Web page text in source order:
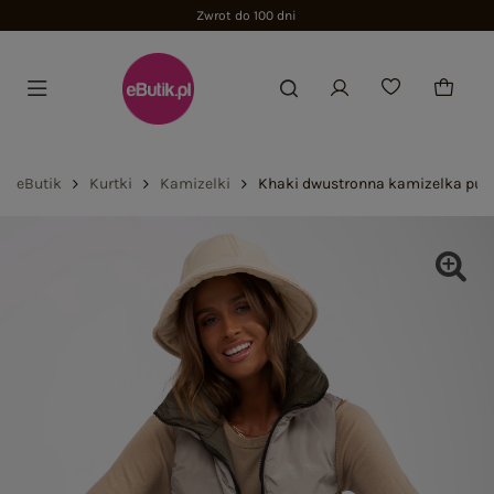
Zwrot do 100 dni
eButik Kurtki Kamizelki Khaki dwustronna kamizelka